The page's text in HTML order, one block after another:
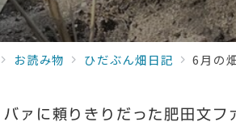
お読み物 ひだぶん畑日記 6月の
バァに頼りきりだった肥田文